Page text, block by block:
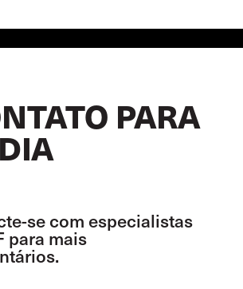
PARA
se com especialistas
para mais